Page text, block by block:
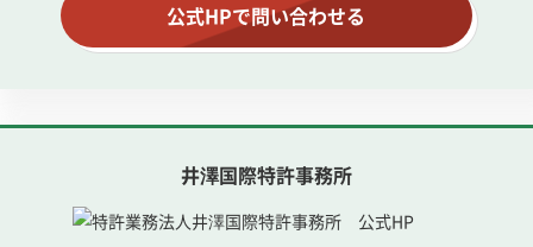
公式HPで問い合わせる
井澤国際特許事務所